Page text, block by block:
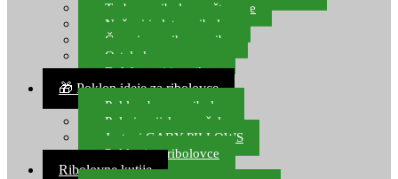
Torbe za ribolovne štapove
Noževi i alat za ribolov
Čamci za prihranu ribe
Ostala kamp oprema
Dalekozori i optika
🎁 Poklon ideje za ribolovce
Poklon bon za ribolov
Polarizacijske naočale
Jastuci GABY PILLOWS
Pokloni za ribolovce
Ribolovne kutije